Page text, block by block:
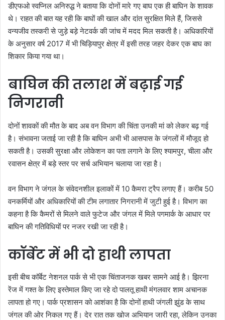
डीएफओ स्वप्निल अनिरुद्ध ने बताया कि दोनों मारे गए बाघ एक ही बाघिन के शावक
थे। राहत की बात यह रही कि बाघों की खाल और दांत सुरक्षित मिले हैं, जिससे
वन्यजीव तस्करी से जुड़े बड़े नेटवर्क की जांच में मदद मिल सकती है। अधिकारियों
के अनुसार वर्ष 2017 में भी चिड़ियापुर क्षेत्र में इसी तरह जहर देकर एक बाघ का
शिकार किया गया था।
बाघिन की तलाश में बढ़ाई गई
निगरानी
दोनों शावकों की मौत के बाद अब वन विभाग की चिंता उनकी मां को लेकर बढ़ गई
है। संभावना जताई जा रही है कि बाघिन अभी भी आसपास के जंगलों में मौजूद हो
सकती है। उसकी सुरक्षा और लोकेशन का पता लगाने के लिए श्यामपुर, चीला और
रवासन क्षेत्र में बड़े स्तर पर सर्च अभियान चलाया जा रहा है।
वन विभाग ने जंगल के संवेदनशील इलाकों में 10 कैमरा ट्रैप लगाए हैं। करीब 50
वनकर्मियों और अधिकारियों की टीम लगातार निगरानी में जुटी हुई है। विभाग का
कहना है कि कैमरों से मिलने वाले फुटेज और जंगल में मिले पगमार्क के आधार पर
बाघिन की गतिविधियों पर नजर रखी जा रही है।
कॉर्बेट में भी दो हाथी लापता
इसी बीच कॉर्बेट नेशनल पार्क से भी एक चिंताजनक खबर सामने आई है। झिरना
रेंज में गश्त के लिए इस्तेमाल किए जा रहे दो पालतू हाथी मंगलवार शाम अचानक
लापता हो गए। पार्क प्रशासन को आशंका है कि दोनों हाथी जंगली झुंड के साथ
जंगल की ओर निकल गए हैं। देर रात तक खोज अभियान जारी रहा, लेकिन उनका